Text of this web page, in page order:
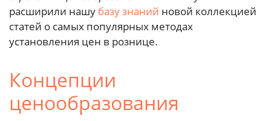
расширили нашу базу знаний новой коллекцией
статей о самых популярных методах
установления цен в рознице.
Концепции
ценообразования